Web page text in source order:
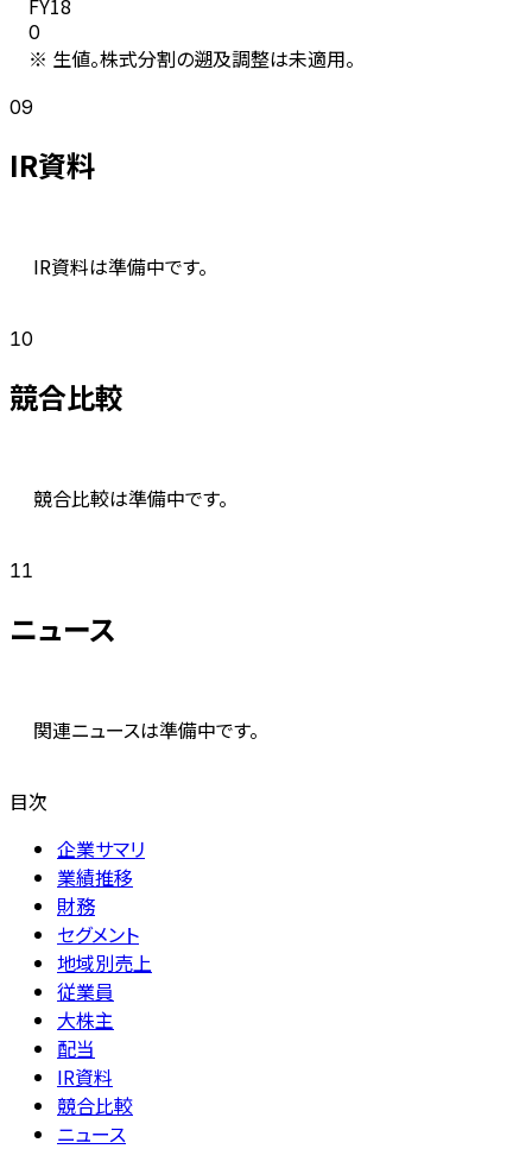
FY18
0
※ 生値。株式分割の遡及調整は未適用。
09
IR資料
IR資料は準備中です。
10
競合比較
競合比較は準備中です。
11
ニュース
関連ニュースは準備中です。
目次
企業サマリ
業績推移
財務
セグメント
地域別売上
従業員
大株主
配当
IR資料
競合比較
ニュース